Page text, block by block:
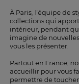
À Paris, l’équipe de
collections qui
intérieur, pendant
imagine de
vous les présenter.
Partout en France,
accueillir pour vous
permettre de